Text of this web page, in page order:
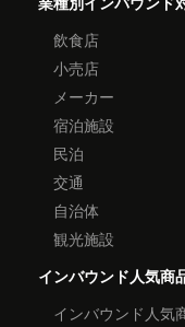
飲食店
小売店
メーカー
宿泊施設
民泊
交通
自治体
観光施設
インバウンド人気商
インバウンド人気